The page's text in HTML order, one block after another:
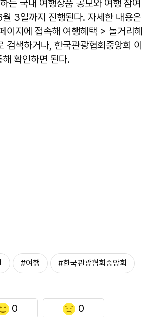
는 국내 여행상품 공모와 여행 참여
3일까지 진행된다. 자세한 내용은
이지에 접속해 여행혜택 > 놀거리혜
검색하거나, 한국관광협회중앙회 이
확인하면 된다.
#여행 #한국관광협회중앙회
0 0